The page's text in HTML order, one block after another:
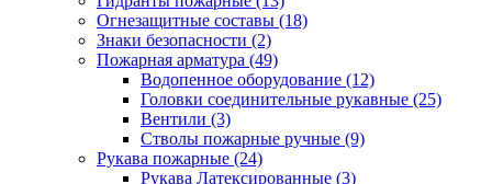
Огнезащитные составы (18)
Знаки безопасности (2)
Пожарная арматура (49)
Водопенное оборудование (12)
Головки соединительные рукавные (25)
Вентили (3)
Стволы пожарные ручные (9)
Рукава пожарные (24)
Рукава Латексированные (3)